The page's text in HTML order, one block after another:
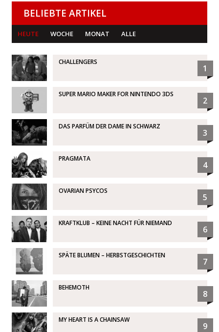
BELIEBTE ARTIKEL
HEUTE WOCHE MONAT ALLE
CHALLENGERS
1
SUPER MARIO MAKER FOR NINTENDO 3DS
2
DAS PARFÜM DER DAME IN SCHWARZ
3
PRAGMATA
4
OVARIAN PSYCOS
5
KRAFTKLUB – KEINE NACHT FÜR NIEMAND
6
SPÄTE BLUMEN – HERBSTGESCHICHTEN
7
BEHEMOTH
8
MY HEART IS A CHAINSAW
9